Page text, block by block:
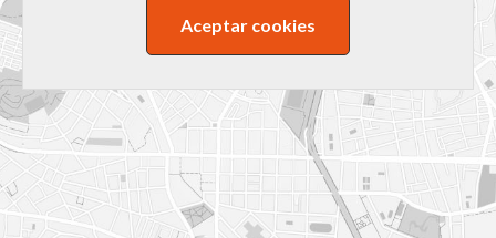
Aceptar cookies